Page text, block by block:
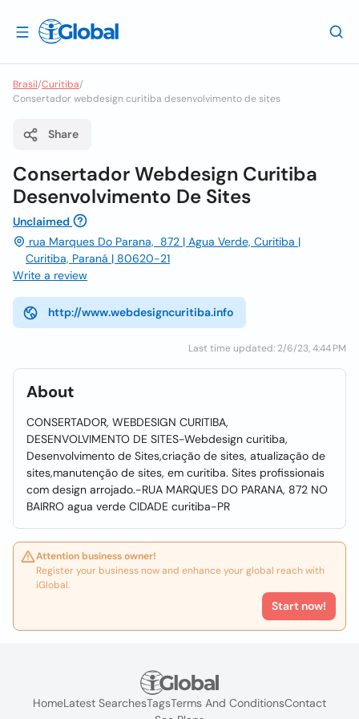
Brasil/Curitiba/
Consertador webdesign curitiba desenvolvimento de sites
Share
Consertador Webdesign Curitiba
Desenvolvimento De Sites
Unclaimed
rua Marques Do Parana, 872 | Agua Verde, Curitiba |
Curitiba, Paraná | 80620-21
Write a review
http://www.webdesigncuritiba.info
Last time updated: 2/6/23, 4:44 PM
About
CONSERTADOR, WEBDESIGN CURITIBA,
DESENVOLVIMENTO DE SITES-Webdesign curitiba,
Desenvolvimento de Sites,criação de sites, atualização de
sites,manutenção de sites, em curitiba. Sites profissionais
com design arrojado.-RUA MARQUES DO PARANA, 872 NO
BAIRRO agua verde CIDADE curitiba-PR
Attention business owner!
Register your business now and enhance your global reach with
iGlobal.
Start now!
HomeLatest SearchesTagsTerms And ConditionsContact